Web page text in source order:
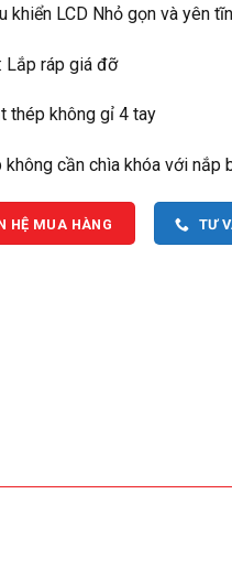
khiển LCD Nhỏ gọn và yên
Lắp ráp giá đỡ
thép không gỉ 4 tay
không cần chìa khóa với nắp
HỆ MUA HÀNG TƯ